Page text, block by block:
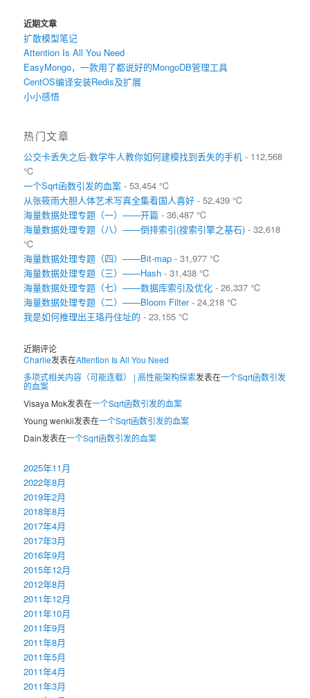
近期文章
扩散模型笔记
Attention Is All You Need
EasyMongo，一款用了都说好的MongoDB管理工具
CentOS编译安装Redis及扩展
小小感悟
热门文章
公交卡丢失之后-数学牛人教你如何建模找到丢失的手机 - 112,568
℃
一个Sqrt函数引发的血案 - 53,454 ℃
从张筱雨大胆人体艺术写真全集看国人喜好 - 52,439 ℃
海量数据处理专题（一）——开篇 - 36,487 ℃
海量数据处理专题（八）——倒排索引(搜索引擎之基石) - 32,618
℃
海量数据处理专题（四）——Bit-map - 31,977 ℃
海量数据处理专题（三）——Hash - 31,438 ℃
海量数据处理专题（七）——数据库索引及优化 - 26,337 ℃
海量数据处理专题（二）——Bloom Filter- 24,218 ℃
我是如何推理出王珞丹住址的 - 23,155 ℃
近期评论
Charlie发表在Attention Is All You Need
多项式相关内容（可能连载） | 高性能架构探索发表在一个Sqrt函数引发
的血案
Visaya Mok发表在一个Sqrt函数引发的血案
Young wenkii发表在一个Sqrt函数引发的血案
Dain发表在一个Sqrt函数引发的血案
2025年11月
2022年8月
2019年2月
2018年8月
2017年4月
2017年3月
2016年9月
2015年12月
2012年8月
2011年12月
2011年10月
2011年9月
2011年8月
2011年5月
2011年4月
2011年3月